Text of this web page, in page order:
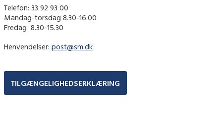
Telefon: 33 92 93 00
Mandag-torsdag 8.30-16.00
Fredag ​ 8.30-15.30
Henvendelser: post@sm.dk
TILGÆNGELIGHEDSERKLÆRING